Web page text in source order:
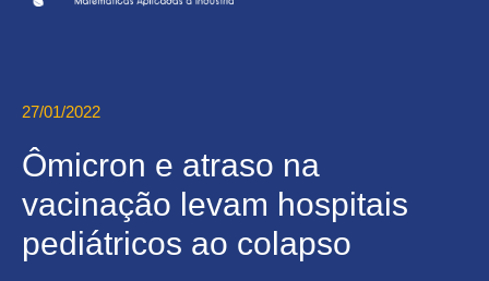
27/01/2022
Ômicron e atraso na
vacinação levam hospitais
pediátricos ao colapso